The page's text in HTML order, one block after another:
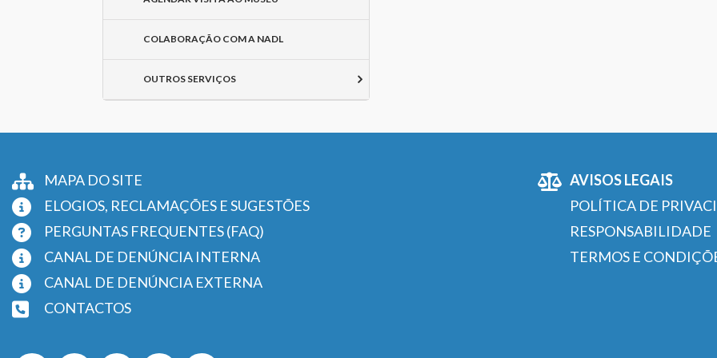
COLABORAÇÃO COM A NADL
OUTROS SERVIÇOS
MAPA DO SITE
ELOGIOS, RECLAMAÇÕES E SUGESTÕES
PERGUNTAS FREQUENTES (FAQ)
CANAL DE DENÚNCIA INTERNA
CANAL DE DENÚNCIA EXTERNA
CONTACTOS
AVISOS LEGAIS
POLÍTICA DE
RESPONSABILIDADE
TERMOS E